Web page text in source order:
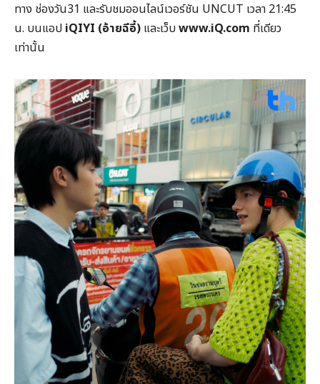
ทาง ช่องวัน31 และรับชมออนไลน์เวอร์ชัน UNCUT เวลา 21:45
น. บนแอป iQIYI (อ้ายฉีอี้) และเว็บwww.iQ.com ที่เดียว
เท่านั้น